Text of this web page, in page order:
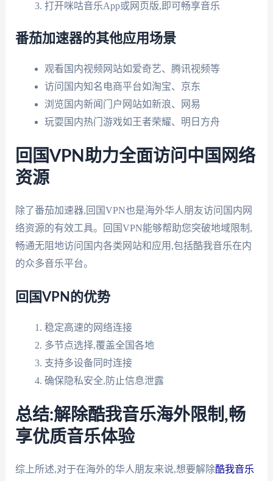
打开咪咕音乐App或网页版,即可畅享音乐
番茄加速器的其他应用场景
观看国内视频网站如爱奇艺、腾讯视频等
访问国内知名电商平台如淘宝、京东
浏览国内新闻门户网站如新浪、网易
玩耍国内热门游戏如王者荣耀、明日方舟
回国VPN助力全面访问中国网络
资源
除了番茄加速器,回国VPN也是海外华人朋友访问国内网
络资源的有效工具。回国VPN能够帮助您突破地域限制,
畅通无阻地访问国内各类网站和应用,包括酷我音乐在内
的众多音乐平台。
回国VPN的优势
稳定高速的网络连接
多节点选择,覆盖全国各地
支持多设备同时连接
确保隐私安全,防止信息泄露
总结:解除酷我音乐海外限制,畅
享优质音乐体验
综上所述,对于在海外的华人朋友来说,想要解除酷我音乐